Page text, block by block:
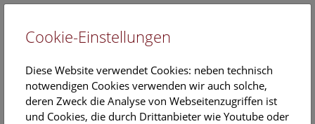
EN
Cookie-Einstellungen
Diese Website verwendet Cookies: neben technisch
notwendigen Cookies verwenden wir auch solche,
deren Zweck die Analyse von Webseitenzugriffen ist
und Cookies, die durch Drittanbieter wie Youtube oder